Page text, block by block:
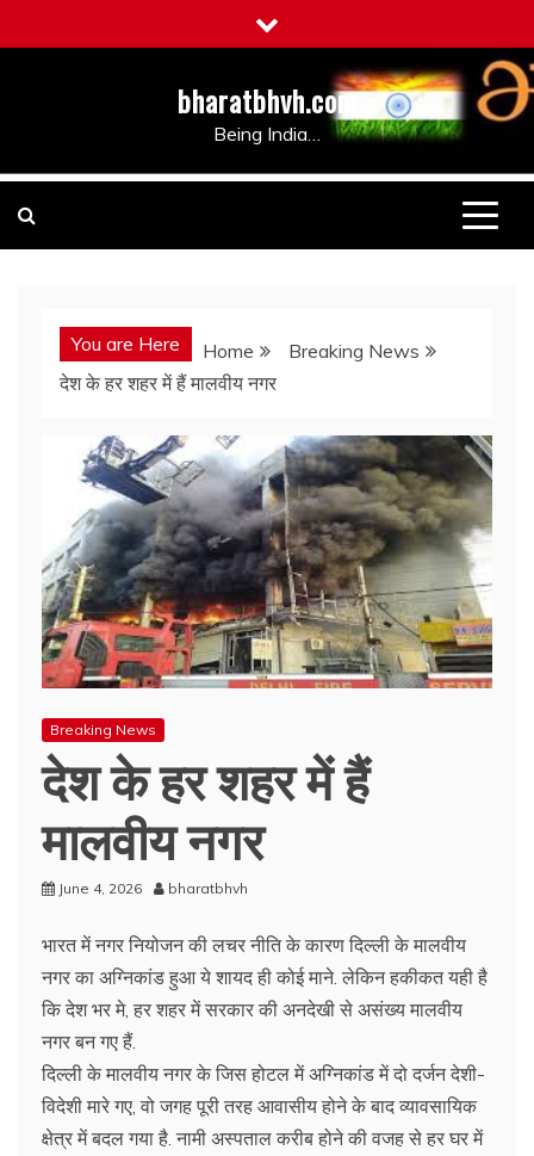
to
bharatbhvh.com
Being India…
You are Here Home
Breaking News
देश के हर शहर में हैं मालवीय नगर
Breaking News
देश के हर शहर में हैं
मालवीय नगर
June 4, 2026 bharatbhvh
भारत में नगर नियोजन की लचर नीति के कारण दिल्ली के मालवीय
नगर का अग्निकांड हुआ ये शायद ही कोई माने. लेकिन हकीकत यही है
कि देश भर मे, हर शहर में सरकार की अनदेखी से असंख्य मालवीय
नगर बन गए हैं.
दिल्ली के मालवीय नगर के जिस होटल में अग्निकांड में दो दर्जन देशी-
विदेशी मारे गए, वो जगह पूरी तरह आवासीय होने के बाद व्यावसायिक
क्षेत्र में बदल गया है. नामी अस्पताल करीब होने की वजह से हर घर में